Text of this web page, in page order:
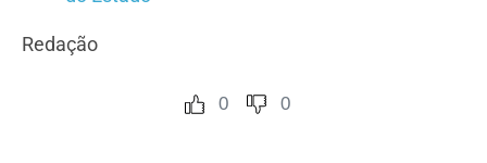
Redação
0 0